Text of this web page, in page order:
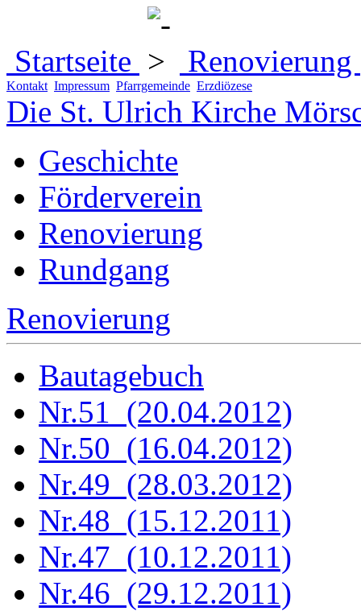
Startseite Renovierung
Kontakt Impressum Pfarrgemeinde Erzdiözese
Die St. Ulrich Kirche
Geschichte
Förderverein
Renovierung
Rundgang
Renovierung
Bautagebuch
Nr.51 (20.04.2012)
Nr.50 (16.04.2012)
Nr.49 (28.03.2012)
Nr.48 (15.12.2011)
Nr.47 (10.12.2011)
Nr.46 (29.12.2011)